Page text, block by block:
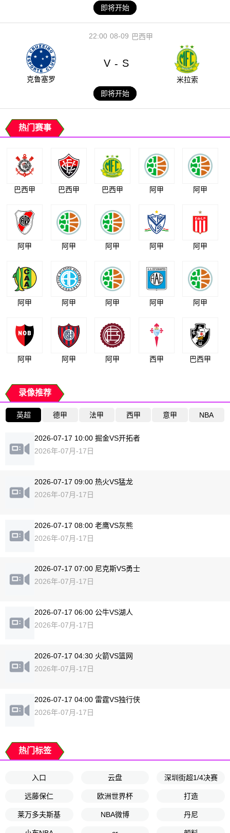
即将开始
08-09
22:00 巴西甲
克鲁塞罗
V - S
米拉索
即将开始
热门赛事
巴西甲 巴西甲 巴西甲 阿甲 阿甲
阿甲 阿甲 阿甲 阿甲 阿甲
阿甲 阿甲 阿甲 阿甲 阿甲
阿甲 阿甲 阿甲 西甲 巴西甲
录像推荐
英超 德甲 法甲 西甲 意甲 NBA
2026-07-17 10:00 掘金VS开拓者
2026年-07月-17日
2026-07-17 09:00 热火VS猛龙
2026年-07月-17日
2026-07-17 08:00 老鹰VS灰熊
2026年-07月-17日
2026-07-17 07:00 尼克斯VS勇士
2026年-07月-17日
2026-07-17 06:00 公牛VS湖人
2026年-07月-17日
2026-07-17 04:30 火箭VS篮网
2026年-07月-17日
2026-07-17 04:00 雷霆VS独行侠
2026年-07月-17日
热门标签
入口 云盘 深圳街超1/4决赛
远藤保仁 欧洲世界杯 打造
莱万多夫斯基 NBA微博 丹尼